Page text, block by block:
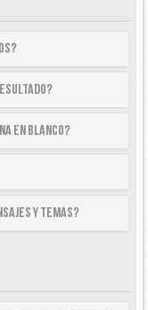
en blanco?
y temas?